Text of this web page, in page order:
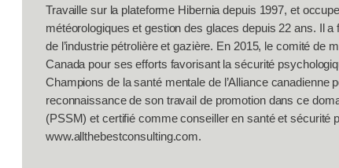
Travaille sur la plateforme Hibernia depuis 1997, et
météorologiques et gestion des glaces depuis 22 ans. Il
de l’industrie pétrolière et gazière. En 2015, le comité de
Canada pour ses efforts favorisant la sécurité
Champions de la santé mentale de l’Alliance canadienne
reconnaissance de son travail de promotion dans ce
(PSSM) et certifié comme conseiller en santé et sécurité
www.allthebestconsulting.com.